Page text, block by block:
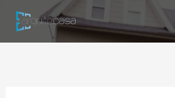
para